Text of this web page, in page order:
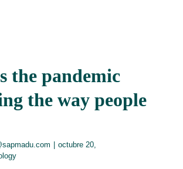
the pandemic
the way people
octubre 20,